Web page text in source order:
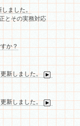
ました。
とその実務対応
か？
新しました。
新しました。